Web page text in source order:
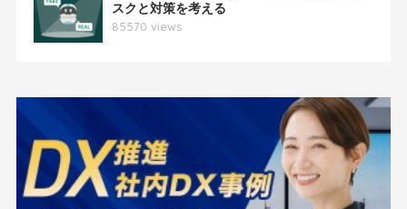
スクと対策を考える
85570 views